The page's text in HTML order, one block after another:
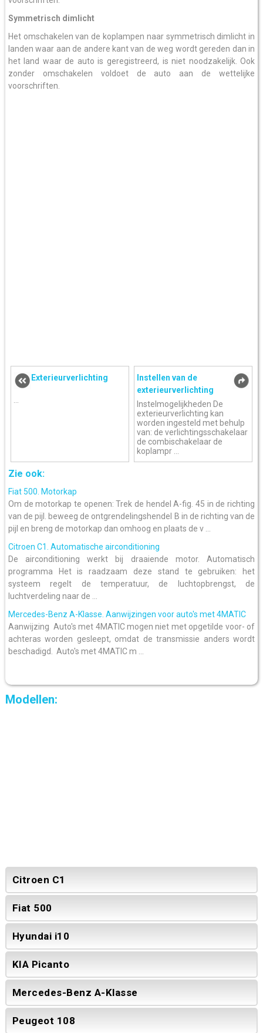
Symmetrisch dimlicht
Het omschakelen van de koplampen naar symmetrisch dimlicht in
landen waar aan de andere kant van de weg wordt gereden dan in
het land waar de auto is geregistreerd, is niet noodzakelijk. Ook
zonder omschakelen voldoet de auto aan de wettelijke
voorschriften.
Exterieurverlichting
...
Instellen van de
exterieurverlichting
Instelmogelijkheden De
exterieurverlichting kan
worden ingesteld met behulp
van: de verlichtingsschakelaar
de combischakelaar de
koplampr ...
Zie ook:
Fiat 500. Motorkap
Om de motorkap te openen: Trek de hendel A-fig. 45 in de richting
van de pijl. beweeg de ontgrendelingshendel B in de richting van de
pijl en breng de motorkap dan omhoog en plaats de v ...
Citroen C1. Automatische airconditioning
De airconditioning werkt bij draaiende motor. Automatisch
programma Het is raadzaam deze stand te gebruiken: het
systeem regelt de temperatuur, de luchtopbrengst, de
luchtverdeling naar de ...
Mercedes-Benz A-Klasse. Aanwijzingen voor auto's met 4MATIC
Aanwijzing Auto's met 4MATIC mogen niet met opgetilde voor- of
achteras worden gesleept, omdat de transmissie anders wordt
beschadigd. Auto's met 4MATIC m ...
Modellen:
Citroen C1
Fiat 500
Hyundai i10
KIA Picanto
Mercedes-Benz A-Klasse
Peugeot 108